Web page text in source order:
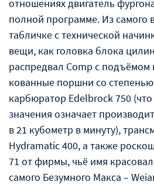
отношениях двигатель
полной программе. Из самого
табличке с технической
вещи, как головка блока
распредвал Comp с подъёмом
кованные поршни со степенью
карбюратор Edelbrock 750
значения означает
в 21 кубометр в минуту),
Hydramatic 400, а также
71 от фирмы, чьё имя
самого Безумного Макса –